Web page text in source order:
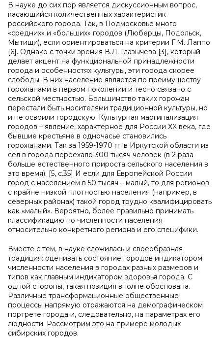
В науке до сих пор является дискуссионным вопрос,
касающийся количественных характеристик
российского города. Так, в Подмосковье много
«средних» и «больших» городов (Люберцы, Подольск,
Мытищи), если ориентироваться на критерии Г.М. Лаппо
[6]. Однако с точки зрения В.Л. Глазычева [3], который
делает акцент на функциональной принадлежности
города и особенностях культуры, эти города скорее
слободы. В них население является по преимуществу
горожанами в первом поколении и тесно связано с
сельской местностью. Большинство таких горожан
перестали быть носителями традиционной культуры, но
и не освоили городскую. Культурная маргинализация
городов – явление, характерное для России XX века, где
бывшие крестьяне в одночасье становились
горожанами. Так за 1959-1970 гг. в Иркутской области из
сел в города переехало 300 тысяч человек (в 2 раза
больше естественного прироста сельского населения в
это время). [5, с.35] И если для Европейской России
город с населением в 50 тысяч – малый, то для регионов
с крайне низкой плотностью населения (например, в
северных районах) такой город трудно квалифицировать
как «малый». Вероятно, более правильно принимать
классификацию по численности населения
относительно конкретного региона и его специфики.
Вместе с тем, в науке сложилась и своеобразная
традиция: оценивать состояние городов индикатором
численности населения в городах разных размеров и
типов как главным индикатором здоровья города. С
одной стороны, такая позиция вполне обоснована.
Различные трансформационные общественные
процессы напрямую отражаются на демографическом
портрете города и, следовательно, на параметрах его
людности. Рассмотрим это на примере молодых
сибирских городов.